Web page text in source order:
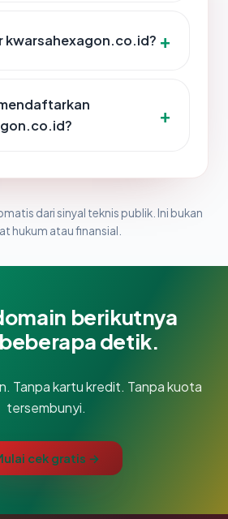
kwarsahexagon.co.id?
dari sinyal teknis publik. Ini bukan
hukum atau finansial.
berikutnya
detik.
Tanpa kartu kredit. Tanpa kuota
tersembunyi.
cek gratis →